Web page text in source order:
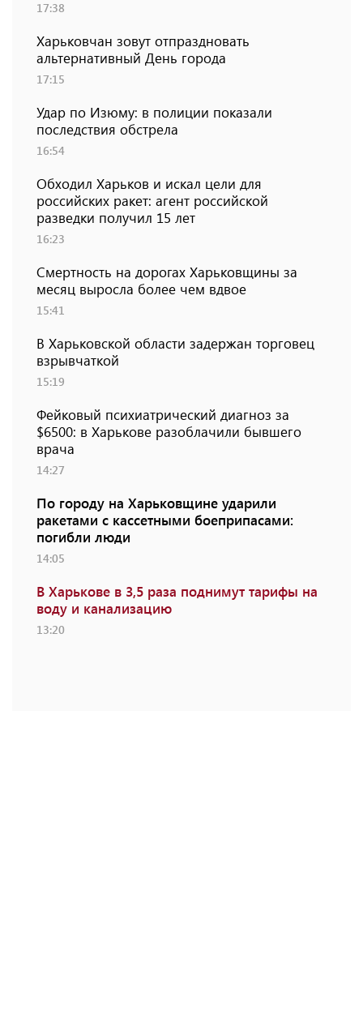
17:38
Харьковчан зовут отпраздновать
альтернативный День города
17:15
Удар по Изюму: в полиции показали
последствия обстрела
16:54
Обходил Харьков и искал цели для
российских ракет: агент российской
разведки получил 15 лет
16:23
Смертность на дорогах Харьковщины за
месяц выросла более чем вдвое
15:41
В Харьковской области задержан торговец
взрывчаткой
15:19
Фейковый психиатрический диагноз за
$6500: в Харькове разоблачили бывшего
врача
14:27
По городу на Харьковщине ударили
ракетами с кассетными боеприпасами:
погибли люди
14:05
В Харькове в 3,5 раза поднимут тарифы на
воду и канализацию
13:20